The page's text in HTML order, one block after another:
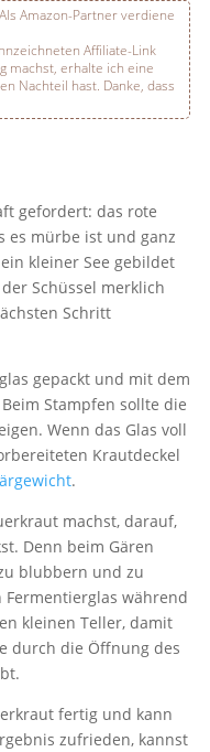
Amazon-Partner verdiene
Affiliate-Link
machst, erhalte ich eine
Nachteil hast. Danke, dass
gefordert: das rote
es mürbe ist und ganz
kleiner See gebildet
Schüssel merklich
Schritt
gepackt und mit dem
Stampfen sollte die
Wenn das Glas voll
Krautdeckel
.
machst, darauf,
Denn beim Gären
blubbern und zu
während
kleinen Teller, damit
durch die Öffnung des
fertig und kann
zufrieden, kannst